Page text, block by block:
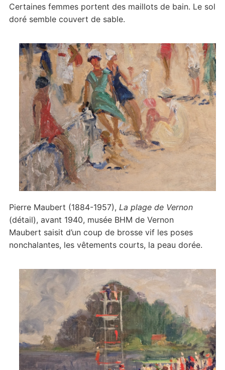
Certaines femmes portent des maillots de bain. Le sol
doré semble couvert de sable.
Pierre Maubert (1884-1957), La plage de Vernon
(détail), avant 1940, musée BHM de Vernon
Maubert saisit d’un coup de brosse vif les poses
nonchalantes, les vêtements courts, la peau dorée.